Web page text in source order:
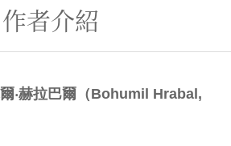
作者介紹
‧赫拉巴爾（Bohumil Hrabal,